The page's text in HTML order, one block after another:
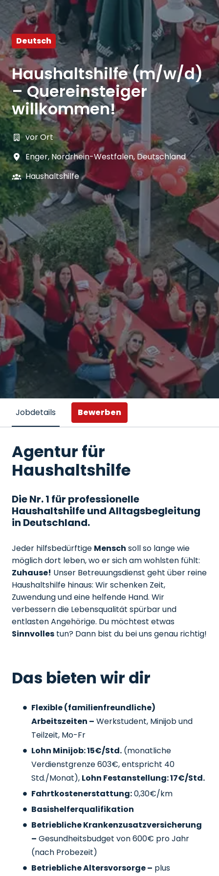
Deutsch
Haushaltshilfe (m/w/d)
– Quereinsteiger
willkommen!
vor Ort
Enger, Nordrhein-Westfalen,Deutschland
Haushaltshilfe
Jobdetails Bewerben
Agentur für
Haushaltshilfe
Die Nr. 1 für professionelle
Haushaltshilfe und Alltagsbegleitung
in Deutschland.
Jeder hilfsbedürftige Mensch soll so lange wie
möglich dort leben, wo er sich am wohlsten fühlt:
Zuhause! Unser Betreuungsdienst geht über reine
Haushaltshilfe hinaus: Wir schenken Zeit,
Zuwendung und eine helfende Hand. Wir
verbessern die Lebensqualität spürbar und
entlasten Angehörige. Du möchtest etwas
Sinnvolles tun? Dann bist du bei uns genau richtig!
Das bieten wir dir
Flexible (familienfreundliche)
Arbeitszeiten – Werkstudent, Minijob und
Teilzeit, Mo-Fr
Lohn Minijob: 15€/Std. (monatliche
Verdienstgrenze 603€, entspricht 40
Std./Monat), Lohn Festanstellung: 17€/Std.
Fahrtkostenerstattung:0,30€/km
Basishelferqualifikation
Betriebliche Krankenzusatzversicherung
– Gesundheitsbudget von 600€ pro Jahr
(nach Probezeit)
Betriebliche Altersvorsorge – plus